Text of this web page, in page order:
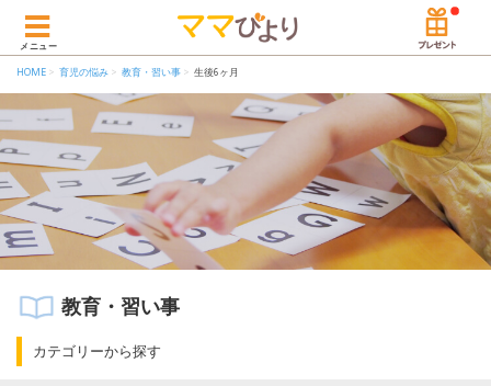
メニュー
HOME 育児の悩み 教育・習い事 生後6ヶ月
教育・習い事
カテゴリーから探す